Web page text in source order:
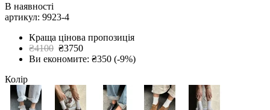
В наявності
артикул: 9923-4
Краща цінова пропозиція
₴4100 ₴3750
Ви економите: ₴350 (-9%)
Колір